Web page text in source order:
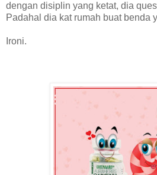
dengan disiplin yang ketat, dia
Padahal dia kat rumah buat benda
Ironi.